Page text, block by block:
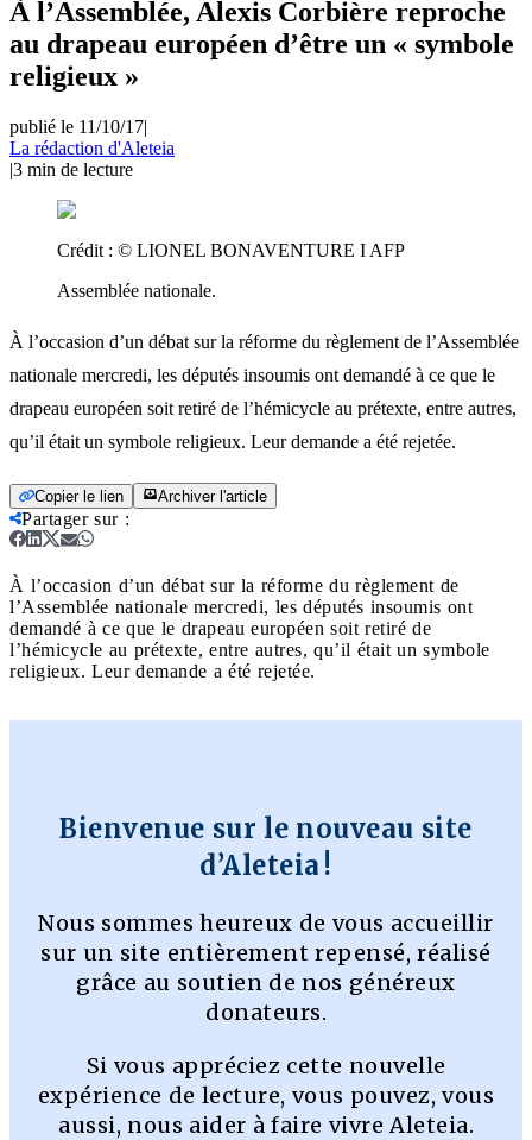
À l’Assemblée, Alexis Corbière reproche
au drapeau européen d’être un « symbole
religieux »
publié le 11/10/17|
La rédaction d'Aleteia
|3 min de lecture
Crédit : © LIONEL BONAVENTURE I AFP
Assemblée nationale.
À l’occasion d’un débat sur la réforme du règlement de l’Assemblée
nationale mercredi, les députés insoumis ont demandé à ce que le
drapeau européen soit retiré de l’hémicycle au prétexte, entre autres,
qu’il était un symbole religieux. Leur demande a été rejetée.
Copier le lien Archiver l'article
Partager sur:
À l’occasion d’un débat sur la réforme du règlement de
l’Assemblée nationale mercredi, les députés insoumis ont
demandé à ce que le drapeau européen soit retiré de
l’hémicycle au prétexte, entre autres, qu’il était un symbole
religieux. Leur demande a été rejetée.
Bienvenue sur le nouveau site
d’Aleteia !
Nous sommes heureux de vous accueillir
sur un site entièrement repensé, réalisé
grâce au soutien de nos généreux
donateurs.
Si vous appréciez cette nouvelle
expérience de lecture, vous pouvez, vous
aussi, nous aider à faire vivre Aleteia.